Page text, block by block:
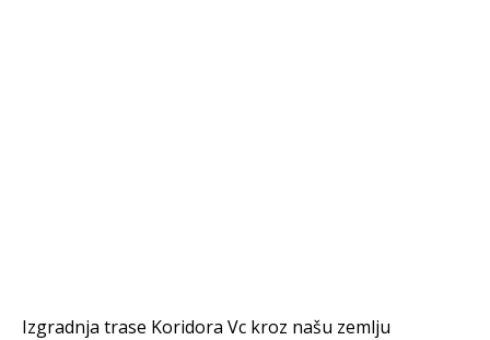
Izgradnja trase Koridora Vc kroz našu zemlju